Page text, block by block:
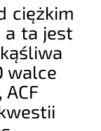
ciężkim
a ta jest
walce